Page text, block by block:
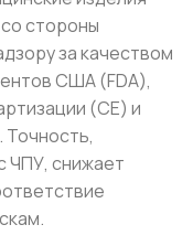
стороны
за качеством
США (FDA),
(CE) и
Точность,
ЧПУ, снижает